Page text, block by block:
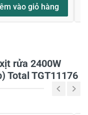
vào giỏ hàng
rửa 2400W
Total TGT11176